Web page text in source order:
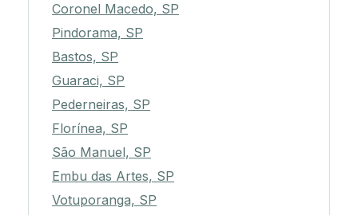
Coronel Macedo, SP
Pindorama, SP
Bastos, SP
Guaraci, SP
Pederneiras, SP
Florínea, SP
São Manuel, SP
Embu das Artes, SP
Votuporanga, SP